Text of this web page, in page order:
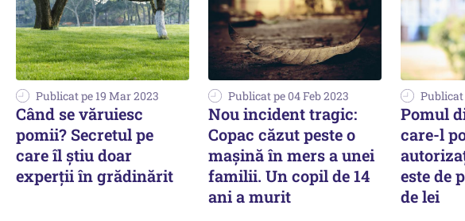
Publicat pe 19 Mar 2023
Când se văruiesc
pomii? Secretul pe
care îl ştiu doar
experţii în grădinărit
Publicat pe 04 Feb 2023
Nou incident tragic:
Copac căzut peste o
mașină în mers a unei
familii. Un copil de 14
ani a murit
Publicat
Pomul
care-l
este de
de lei